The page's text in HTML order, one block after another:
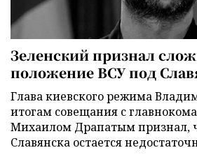
Зеленский признал
положение ВСУ под
Глава киевского режима
итогам совещания с
Михаилом Драпатым признал,
Славянска остается